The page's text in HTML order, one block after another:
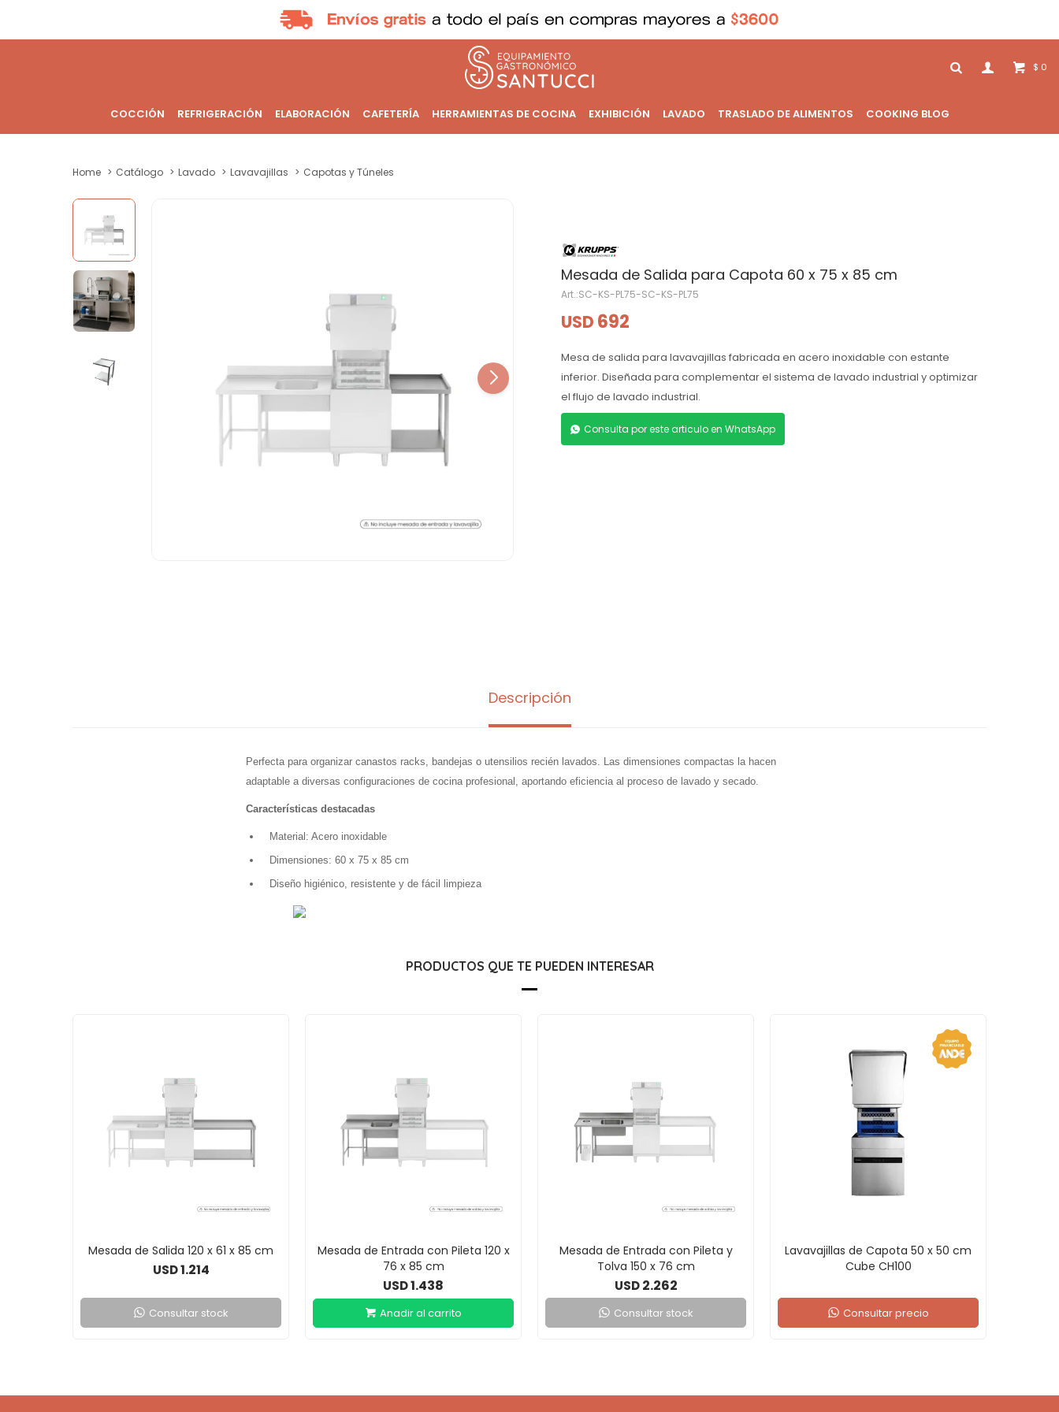
COCCIÓN REFRIGERACIÓN ELABORACIÓN CAFETERÍA HERRAMIENTAS DE COCINA EXHIBICIÓN LAVADO TRASLADO DE ALIMENTOS COOKING BLOG
$ 0
Home Catálogo Lavado Lavavajillas Capotas y Túneles
Mesada de Salida para Capota 60 x 75 x 85 cm
SC-KS-PL75-SC-KS-PL75
USD 692
Mesa de salida para lavavajillas fabricada en acero inoxidable con estante
inferior. Diseñada para complementar el sistema de lavado industrial y optimizar
el flujo de lavado industrial.
Consulta por este articulo en WhatsApp
Descripción
Perfecta para organizar canastos racks, bandejas o utensilios recién lavados. Las dimensiones compactas la hacen
adaptable a diversas configuraciones de cocina profesional, aportando eficiencia al proceso de lavado y secado.
Características destacadas
Material: Acero inoxidable
Dimensiones: 60 x 75 x 85 cm
Diseño higiénico, resistente y de fácil limpieza
PRODUCTOS QUE TE PUEDEN INTERESAR
Mesada de Salida 120 x 61 x 85 cm
USD1.214
Consultar stock
Mesada de Entrada con Pileta 120 x
76 x 85 cm
USD1.438
Mesada de Entrada con Pileta y
Tolva 150 x 76 cm
USD 2.262
Consultar stock
Lavavajillas de Capota 50 x 50 cm
Cube CH100
Consultar precio